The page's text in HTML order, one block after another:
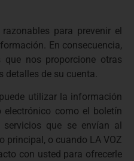
para prevenir el
En consecuencia,
que nos proporcione otras
de su cuenta.
utilizar la información
electrónico como el boletín
que se envían al
principal, o cuando LA VOZ
con usted para ofrecerle